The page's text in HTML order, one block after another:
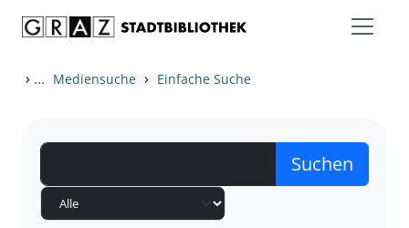
› ... Mediensuche › Einfache Suche